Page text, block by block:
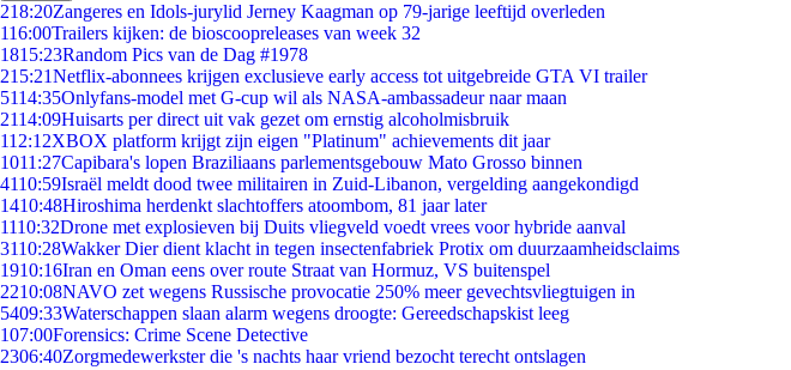
218:20Zangeres en Idols-jurylid Jerney Kaagman op 79-jarige leeftijd overleden
116:00Trailers kijken: de bioscoopreleases van week 32
1815:23Random Pics van de Dag #1978
215:21Netflix-abonnees krijgen exclusieve early access tot uitgebreide GTA VI trailer
5114:35Onlyfans-model met G-cup wil als NASA-ambassadeur naar maan
2114:09Huisarts per direct uit vak gezet om ernstig alcoholmisbruik
112:12XBOX platform krijgt zijn eigen "Platinum" achievements dit jaar
1011:27Capibara's lopen Braziliaans parlementsgebouw Mato Grosso binnen
4110:59Israël meldt dood twee militairen in Zuid-Libanon, vergelding aangekondigd
1410:48Hiroshima herdenkt slachtoffers atoombom, 81 jaar later
1110:32Drone met explosieven bij Duits vliegveld voedt vrees voor hybride aanval
3110:28Wakker Dier dient klacht in tegen insectenfabriek Protix om duurzaamheidsclaims
1910:16Iran en Oman eens over route Straat van Hormuz, VS buitenspel
2210:08NAVO zet wegens Russische provocatie 250% meer gevechtsvliegtuigen in
5409:33Waterschappen slaan alarm wegens droogte: Gereedschapskist leeg
107:00Forensics: Crime Scene Detective
2306:40Zorgmedewerkster die 's nachts haar vriend bezocht terecht ontslagen